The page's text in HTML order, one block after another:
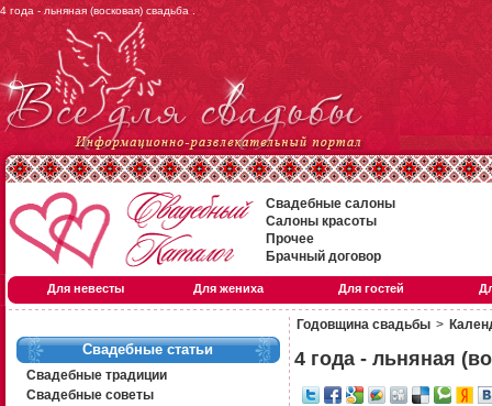
4 года - льняная (восковая) свадьба .
Свадебные салоны
Салоны красоты
Прочее
Брачный договор
Для невесты Для жениха Для гостей
Свадебные статьи
Свадебные традиции
Свадебные советы
Годовщина свадьбы >
4 года - льняная